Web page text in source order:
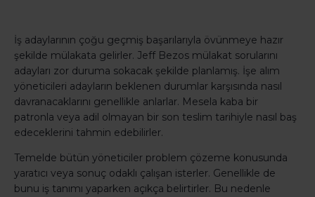
İş adaylarının çoğu geçmiş başarılarıyla övünmeye hazır
şekilde mülakata gelirler. Jeff Bezos mülakat sorularını
adayları zor duruma sokacak şekilde planlamış. İşe alım
yöneticileri adayların beklenen durumlar karşısında nasıl
davranacaklarını genellikle anlarlar. Mesela kaba bir
patronla veya adil olmayan bir son teslim tarihiyle nasıl baş
edeceklerini tahmin edebilirler.
Temelde bütün yöneticiler problem çözeme konusunda
yaratıcı veya sonuç odaklı çalışan isterler. Genellikle de
bunu iş tanımı yaparken açıkça belirtirler. Bu nedenle